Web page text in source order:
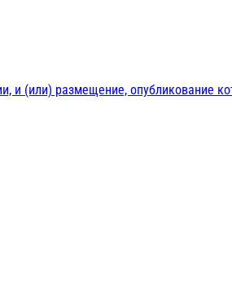
и (или) размещение, опубликование